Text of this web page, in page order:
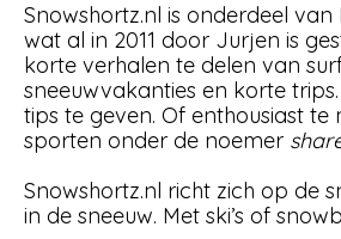
Snowshortz.nl is onderdeel van
wat al in 2011 door Jurjen is
korte verhalen te delen van
sneeuwvakanties en korte
tips te geven. Of enthousiast
sporten onder de noemer
Snowshortz.nl richt zich op de
in de sneeuw. Met ski’s of